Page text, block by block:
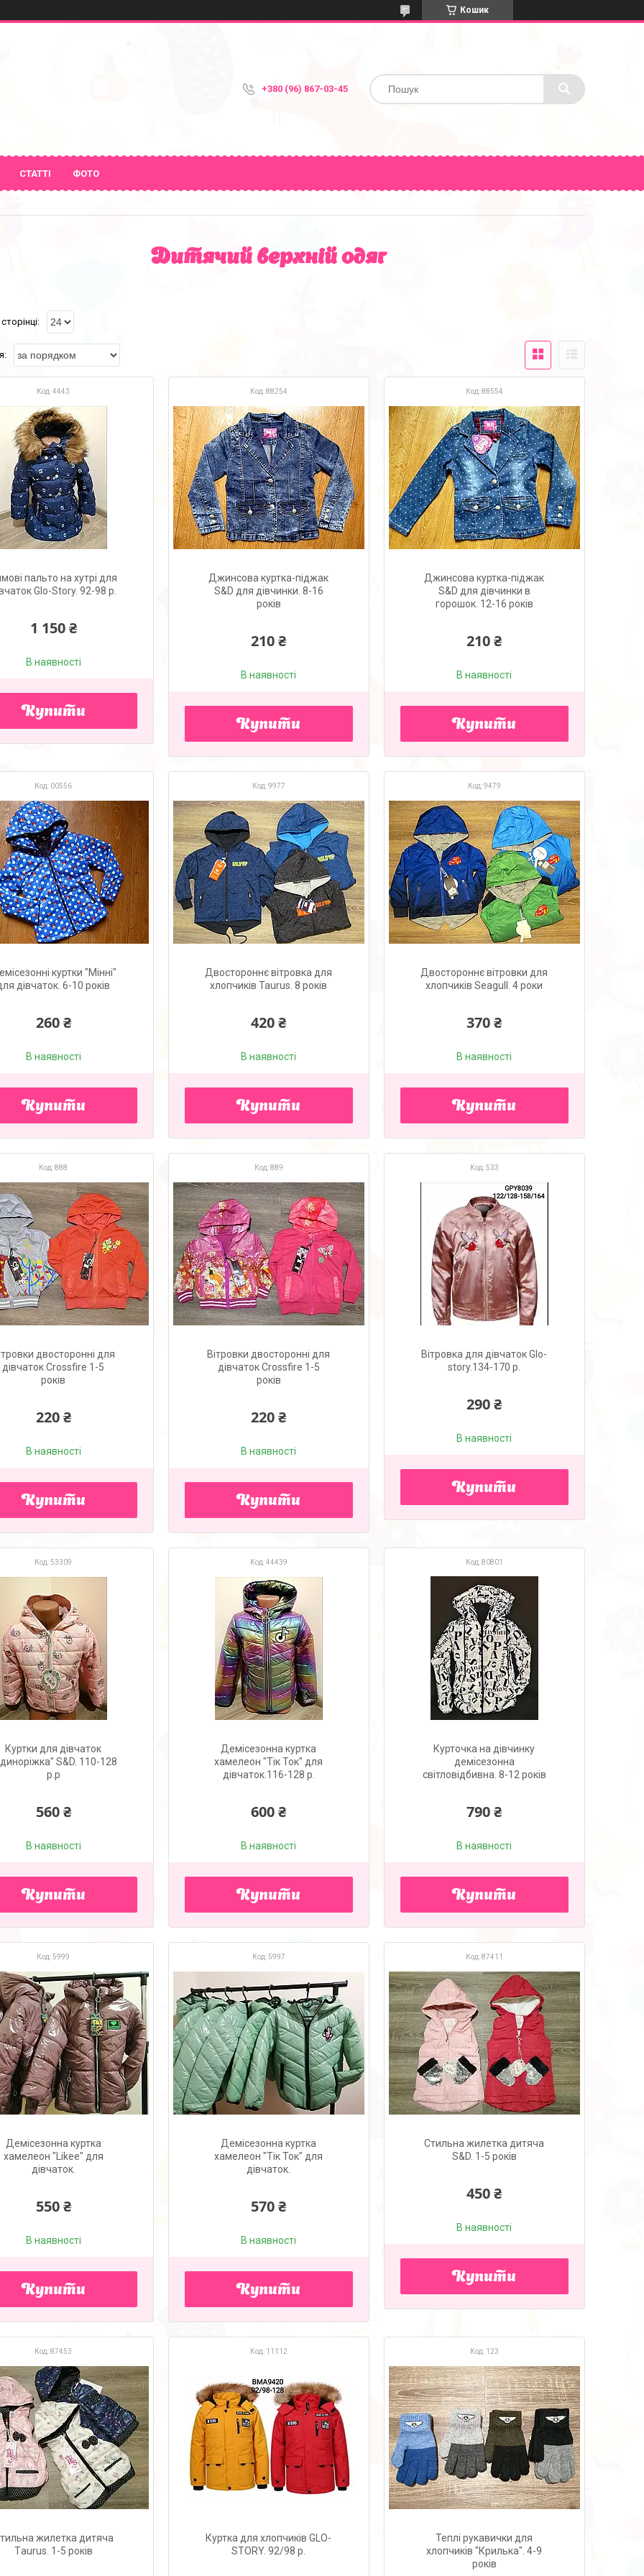
Кошик
+380 (96) 867-03-45
СТАТТІ ФОТО
Дитячий верхній одяг
4443
пальто на хутрі для
Glo-Story. 92-98 р.
1 150 ₴
В наявності
Купити
88254
Джинсова куртка-піджак
S&D для дівчинки. 8-16
років
210 ₴
В наявності
Купити
88554
Джинсова куртка-піджак
S&D для дівчинки в
горошок. 12-16 років
210 ₴
В наявності
Купити
00556
куртки "Мінні"
дівчаток. 6-10 років
260 ₴
В наявності
Купити
9977
Двостороннє вітровка для
хлопчиків Taurus. 8 років
420 ₴
В наявності
Купити
9479
Двостороннє вітровки для
хлопчиків Seagull. 4 роки
370 ₴
В наявності
Купити
888
двосторонні для
дівчаток Crossfire 1-5
років
220 ₴
В наявності
Купити
889
Вітровки двосторонні для
дівчаток Crossfire 1-5
років
220 ₴
В наявності
Купити
533
Вітровка для дівчаток Glo-
story.134-170 р.
290 ₴
В наявності
Купити
53309
Куртки для дівчаток
S&D. 110-128
p.p
560 ₴
В наявності
Купити
44439
Демісезонна куртка
хамелеон "Тік Ток" для
дівчаток.116-128 р.
600 ₴
В наявності
Купити
80801
Курточка на дівчинку
демісезонна
світловідбивна. 8-12 років
790 ₴
В наявності
Купити
5999
Демісезонна куртка
хамелеон "Likee" для
дівчаток.
550 ₴
В наявності
Купити
5997
Демісезонна куртка
хамелеон "Тік Ток" для
дівчаток.
570 ₴
В наявності
Купити
87411
Стильна жилетка дитяча
S&D. 1-5 років
450 ₴
В наявності
Купити
87453
жилетка дитяча
Тaurus. 1-5 років
11112
Куртка для хлопчиків GLO-
STORY. 92/98 р.
123
Теплі рукавички для
хлопчиків "Крилька". 4-9
років